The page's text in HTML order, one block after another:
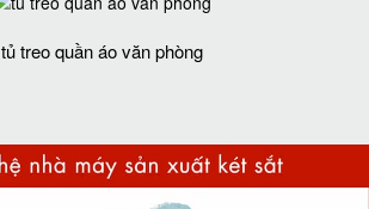
tủ treo quần áo văn phòng